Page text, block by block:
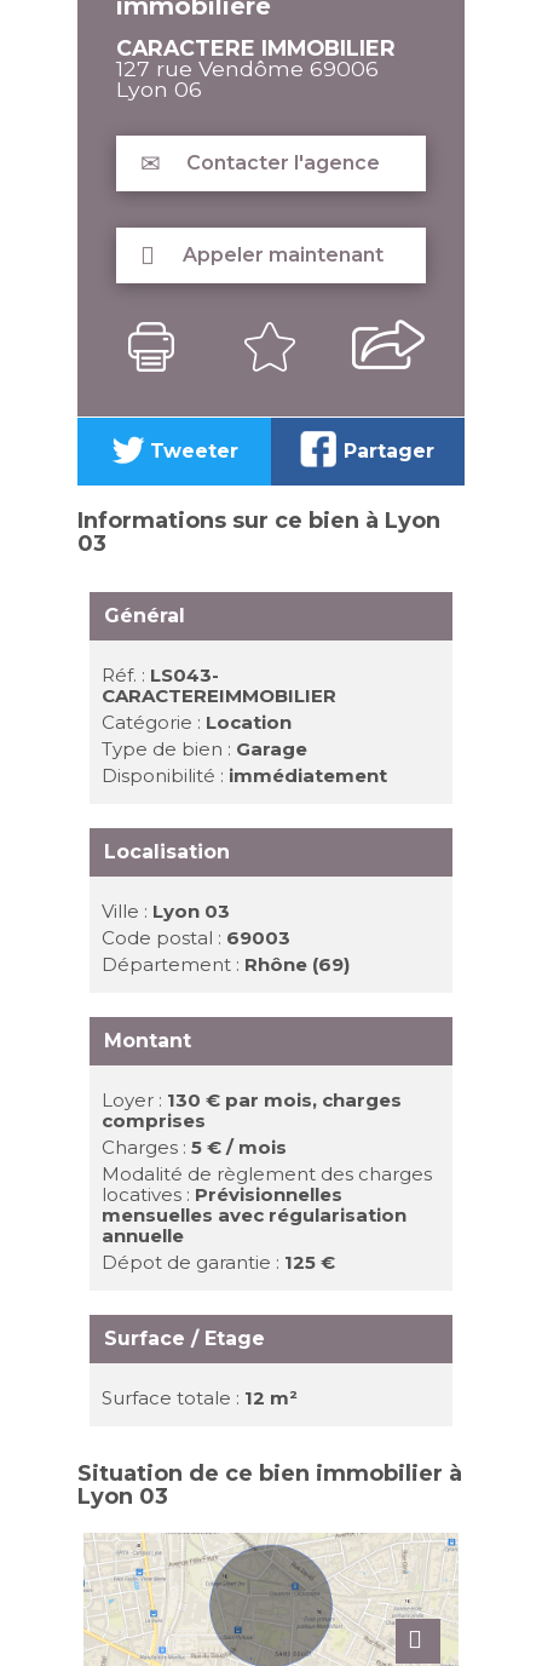
immobilière
CARACTERE IMMOBILIER
127 rue Vendôme 69006
Lyon 06
Contacter l'agence
Appeler maintenant
Tweeter Partager
Informations sur ce bien à Lyon
03
Général
Réf. : LS043-
CARACTEREIMMOBILIER
Catégorie : Location
Type de bien : Garage
Disponibilité : immédiatement
Localisation
Ville : Lyon 03
Code postal : 69003
Département : Rhône (69)
Montant
Loyer : 130 € par mois, charges
comprises
Charges :5 € / mois
Modalité de règlement des charges
locatives : Prévisionnelles
mensuelles avec régularisation
annuelle
Dépot de garantie : 125 €
Surface / Etage
Surface totale : 12 m²
Situation de ce bien immobilier à
Lyon 03